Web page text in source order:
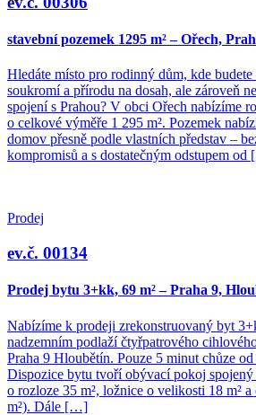
stavební pozemek 1295 m² – Ořech,
Hledáte místo pro rodinný dům, kde
soukromí a přírodu na dosah, ale zároveň
spojení s Prahou? V obci Ořech nabízíme
o celkové výměře 1 295 m². Pozemek
domov přesně podle vlastních představ –
kompromisů a s dostatečným odstupem
Prodej
ev.č. 00134
Prodej bytu 3+kk, 69 m² – Praha 9,
Nabízíme k prodeji zrekonstruovaný byt
nadzemním podlaží čtyřpatrového
Praha 9 Hloubětín. Pouze 5 minut chůze
Dispozice bytu tvoří obývací pokoj
o rozloze 35 m², ložnice o velikosti 18 m²
m²). Dále […]